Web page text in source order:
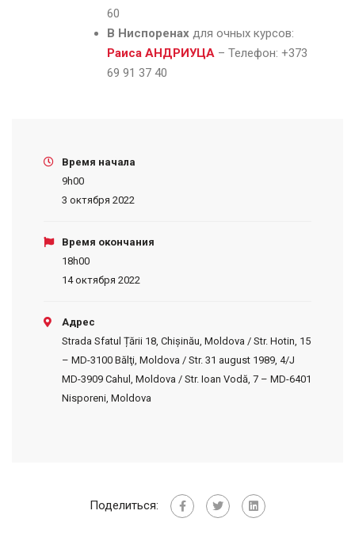
60
В Ниспоренах для очных курсов:
Раиса АНДРИУЦА – Телефон: +373
69 91 37 40
Время начала
9h00
3 октября 2022
Время окончания
18h00
14 октября 2022
Адрес
Strada Sfatul Țării 18, Chișinău, Moldova / Str. Hotin, 15
– MD-3100 Bălţi, Moldova / Str. 31 august 1989, 4/J
MD-3909 Cahul, Moldova / Str. Ioan Vodă, 7 – MD-6401
Nisporeni, Moldova
Поделиться: